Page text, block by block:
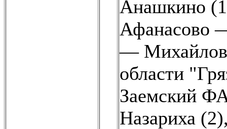
Анашкино
Афанасово
—
области
Заемский
Назариха (2)